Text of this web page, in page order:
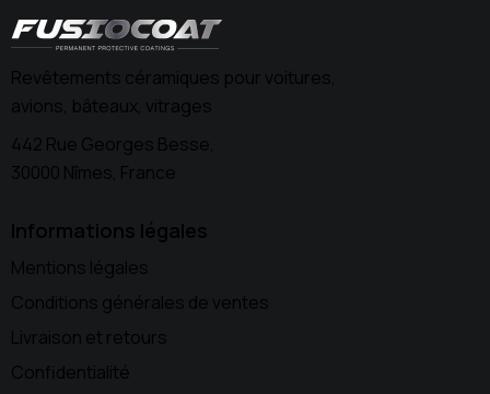
Revêtements céramiques pour voitures,
avions, bâteaux, vitrages
442 Rue Georges Besse,
30000 Nîmes, France
Informations légales
Mentions légales
Conditions générales de ventes
Livraison et retours
Confidentialité